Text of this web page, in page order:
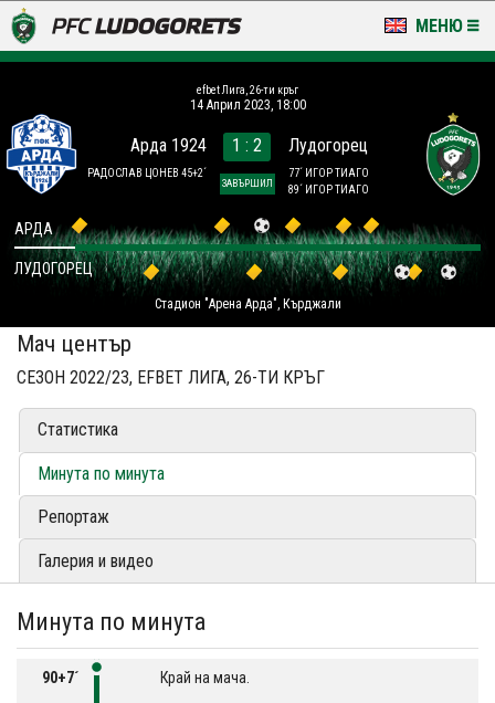
МЕНЮ
LUDOGORETS TV
НА ТЕРЕНА
СТАДИОН & БАЗИ
КЛУБ
ЗА ФЕНОВЕ
efbet Лига, 26-ти кръг
14 Април 2023, 18:00
Арда 1924
РАДОСЛАВ ЦОНЕВ 45+2´
1 : 2
ЗАВЪРШИЛ
Лудогорец
77´ ИГОР ТИАГО
89´ ИГОР ТИАГО
Стадион "Арена Арда", Кърджали
АРДА
ЛУДОГОРЕЦ
Мач център
СЕЗОН 2022/23, EFBET ЛИГА, 26-ТИ КРЪГ
Статистика
Минута по минута
Репортаж
Галерия и видео
Минута по минута
90+7´ Край на мача.